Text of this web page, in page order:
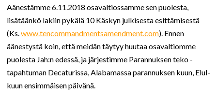
Aänestämme 6.11.2018 osavaltiossamme sen puolesta,
lisätäänkö lakiin pykälä 10 Käskyn julkisesta esittämisestä
(Ks.www.tencommandmentsamendment.com). Ennen
äänestystä koin, että meidän täytyy huutaa osavaltiomme
puolesta Jah:n edessä, ja järjestimme Parannuksen teko -
tapahtuman Decaturissa, Alabamassa parannuksen kuun, Elul-
kuun ensimmäisen päivänä.